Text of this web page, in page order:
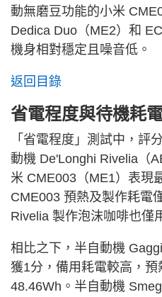
動無磨豆功能的小米
Dedica Duo（ME2）和
機身相對穩定且噪音低。
返回目錄
省電程度與待機耗
「省電程度」測試中，評
動機 De'Longhi Rivelia（
米 CME003（ME1）表現
CME003 預熱及製作耗電
Rivelia 製作泡沫咖啡也僅
相比之下，半自動機
獲1分，備用耗電較高，
48.46Wh。半自動機